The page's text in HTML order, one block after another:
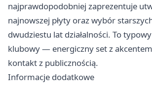
najprawdopodobniej zaprezentuje
najnowszej płyty oraz wybór
dwudziestu lat działalności. To
klubowy — energiczny set z
kontakt z publicznością.
Informacje dodatkowe